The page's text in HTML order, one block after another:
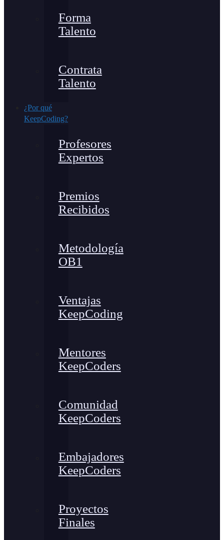
Forma
Talento
Contrata
Talento
¿Por qué
KeepCoding?
Profesores
Expertos
Premios
Recibidos
Metodología
OB1
Ventajas
KeepCoding
Mentores
KeepCoders
Comunidad
KeepCoders
Embajadores
KeepCoders
Proyectos
Finales